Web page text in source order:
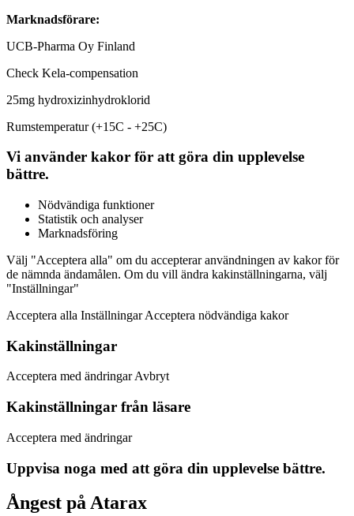
Marknadsförare:
UCB-Pharma Oy Finland
Check Kela-compensation
25mg hydroxizinhydroklorid
Rumstemperatur (+15C - +25C)
Vi använder kakor för att göra din upplevelse
bättre.
Nödvändiga funktioner
Statistik och analyser
Marknadsföring
Välj "Acceptera alla" om du accepterar användningen av kakor för
de nämnda ändamålen. Om du vill ändra kakinställningarna, välj
"Inställningar"
Acceptera alla Inställningar Acceptera nödvändiga kakor
Kakinställningar
Acceptera med ändringar Avbryt
Kakinställningar från läsare
Acceptera med ändringar
Uppvisa noga med att göra din upplevelse bättre.
Ångest på Atarax